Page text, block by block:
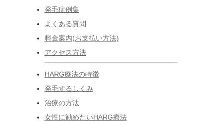
発毛症例集
よくある質問
料金案内(お支払い方法)
アクセス方法
HARG療法の特徴
発毛するしくみ
治療の方法
女性に勧めたいHARG療法